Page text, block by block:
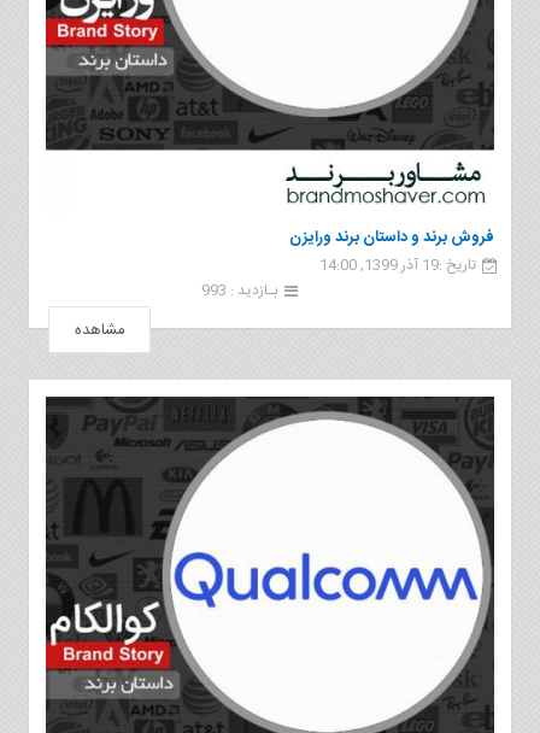
فروش برند و داستان برند ورایزن
تاریخ :19 آذر 1399, 14:00
بـازدید : 993
مشاهده